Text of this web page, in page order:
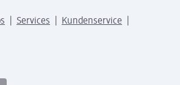
Services
Kundenservice